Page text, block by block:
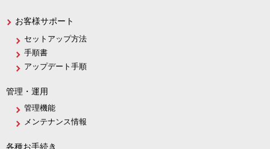
お客様サポート
セットアップ方法
手順書
アップデート手順
管理・運用
管理機能
メンテナンス情報
各種お手続き